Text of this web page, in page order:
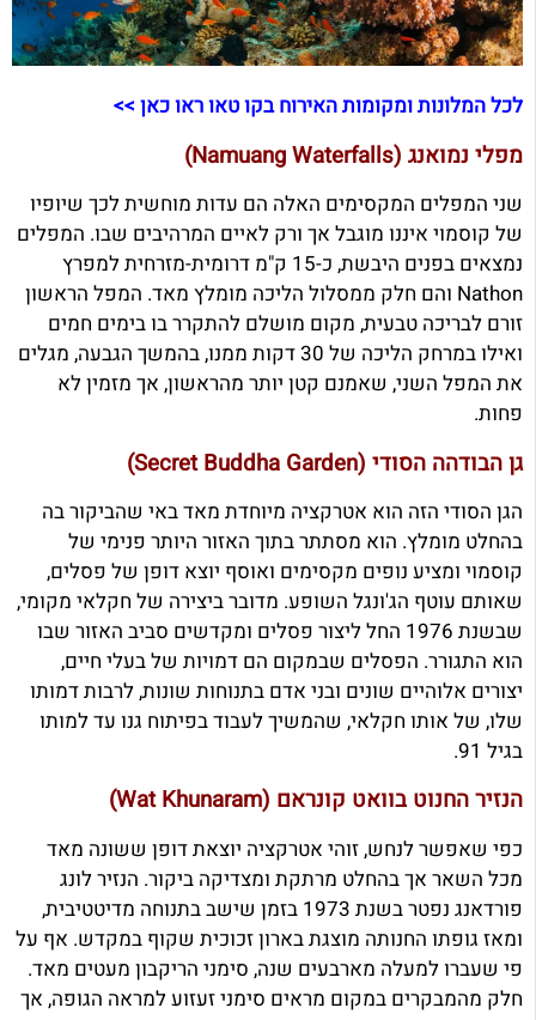
לכל המלונות ומקומות האירוח בקו טאו ראו כאן >>
מפלי נמואנג (Namuang Waterfalls)
שני המפלים המקסימים האלה הם עדות מוחשית לכך שיופיו
של קוסמוי איננו מוגבל אך ורק לאיים המרהיבים שבו. המפלים
נמצאים בפנים היבשת, כ-15 ק"מ דרומית-מזרחית למפרץ
Nathon והם חלק ממסלול הליכה מומלץ מאד. המפל הראשון
זורם לבריכה טבעית, מקום מושלם להתקרר בו בימים חמים
ואילו במרחק הליכה של 30 דקות ממנו, בהמשך הגבעה, מגלים
את המפל השני, שאמנם קטן יותר מהראשון, אך מזמין לא
פחות.
גן הבודהה הסודי (Secret Buddha Garden)
הגן הסודי הזה הוא אטרקציה מיוחדת מאד באי שהביקור בה
בהחלט מומלץ. הוא מסתתר בתוך האזור היותר פנימי של
קוסמוי ומציע נופים מקסימים ואוסף יוצא דופן של פסלים,
שאותם עוטף הג'ונגל השופע. מדובר ביצירה של חקלאי מקומי,
שבשנת 1976 החל ליצור פסלים ומקדשים סביב האזור שבו
הוא התגורר. הפסלים שבמקום הם דמויות של בעלי חיים,
יצורים אלוהיים שונים ובני אדם בתנוחות שונות, לרבות דמותו
שלו, של אותו חקלאי, שהמשיך לעבוד בפיתוח גנו עד למותו
בגיל 91.
הנזיר החנוט בוואט קונראם (Wat Khunaram)
כפי שאפשר לנחש, זוהי אטרקציה יוצאת דופן ששונה מאד
מכל השאר אך בהחלט מרתקת ומצדיקה ביקור. הנזיר לונג
פורדאנג נפטר בשנת 1973 בזמן שישב בתנוחה מדיטטיבית,
ומאז גופתו החנותה מוצגת בארון זכוכית שקוף במקדש. אף על
פי שעברו למעלה מארבעים שנה, סימני הריקבון מעטים מאד.
חלק מהמבקרים במקום מראים סימני זעזוע למראה הגופה, אך